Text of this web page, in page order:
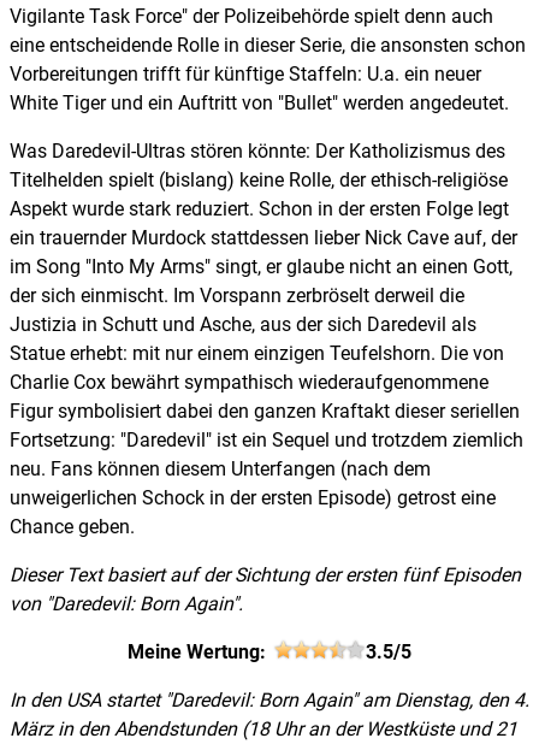
Vigilante Task Force" der Polizeibehörde spielt denn auch
eine entscheidende Rolle in dieser Serie, die ansonsten schon
Vorbereitungen trifft für künftige Staffeln: U.a. ein neuer
White Tiger und ein Auftritt von "Bullet" werden angedeutet.
Was Daredevil-Ultras stören könnte: Der Katholizismus des
Titelhelden spielt (bislang) keine Rolle, der ethisch-religiöse
Aspekt wurde stark reduziert. Schon in der ersten Folge legt
ein trauernder Murdock stattdessen lieber Nick Cave auf, der
im Song "Into My Arms" singt, er glaube nicht an einen Gott,
der sich einmischt. Im Vorspann zerbröselt derweil die
Justizia in Schutt und Asche, aus der sich Daredevil als
Statue erhebt: mit nur einem einzigen Teufelshorn. Die von
Charlie Cox bewährt sympathisch wiederaufgenommene
Figur symbolisiert dabei den ganzen Kraftakt dieser seriellen
Fortsetzung: "Daredevil" ist ein Sequel und trotzdem ziemlich
neu. Fans können diesem Unterfangen (nach dem
unweigerlichen Schock in der ersten Episode) getrost eine
Chance geben.
Dieser Text basiert auf der Sichtung der ersten fünf Episoden
von "Daredevil: Born Again".
Meine Wertung: 3.5/5
In den USA startet "Daredevil: Born Again" am Dienstag, den 4.
März in den Abendstunden (18 Uhr an der Westküste und 21